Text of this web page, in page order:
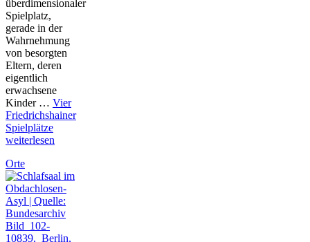
überdimensionaler
Spielplatz,
gerade in der
Wahrnehmung
von besorgten
Eltern, deren
eigentlich
erwachsene
Kinder … Vier
Friedrichshainer
Spielplätze
weiterlesen
Orte